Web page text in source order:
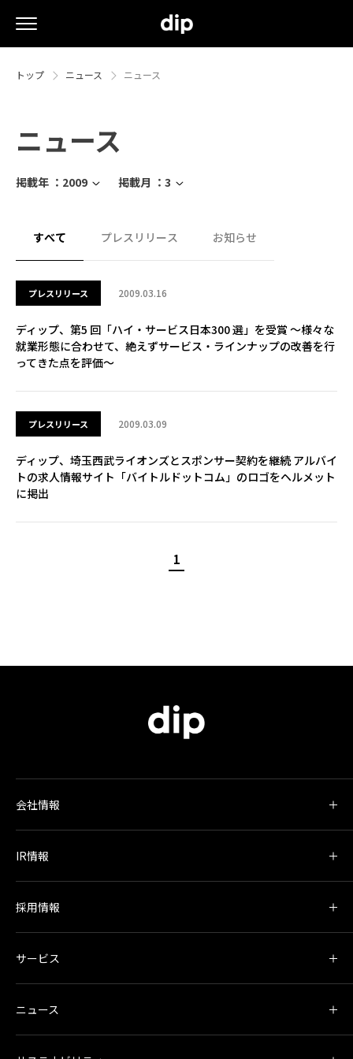
トップ ニュース ニュース
ニュース
掲載年 ： 2009 掲載月 ： 3
すべて プレスリリース お知らせ
プレスリリース 2009.03.16
ディップ、第5 回「ハイ・サービス日本300 選」を受賞 ～様々な
就業形態に合わせて、絶えずサービス・ラインナップの改善を行
ってきた点を評価～
プレスリリース 2009.03.09
ディップ、埼玉西武ライオンズとスポンサー契約を継続 アルバイ
トの求人情報サイト「バイトルドットコム」のロゴをヘルメット
に掲出
1
会社情報
IR情報
採用情報
サービス
ニュース